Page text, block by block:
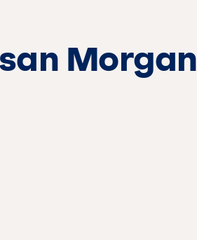
Morgan